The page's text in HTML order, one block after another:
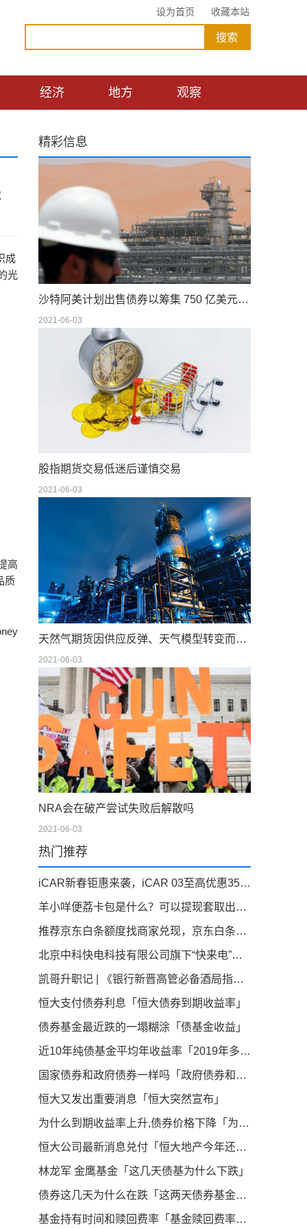
设为首页 收藏本站
经济 地方 观察
成
光
高
质
精彩信息
沙特阿美计划出售债券以筹集 750 亿美元的股息
2021-06-03
股指期货交易低迷后谨慎交易
2021-06-03
天然气期货因供应反弹、天气模型转变而下滑；现金仍在摇摆
2021-06-03
NRA会在破产尝试失败后解散吗
2021-06-03
热门推荐
iCAR新春钜惠来袭，iCAR 03至高优惠35000元
羊小咩便荔卡包是什么？可以提现套取出来吗，看完你就明白！
推荐京东白条额度找商家兑现，京东白条秒到商家介绍
北京中科快电科技有限公司旗下“快来电”项目：获知名企业中健华程（北京）科技有限公司A轮2500万融资引领新能源汽车充电桩产业新篇章
凯哥升职记 | 《银行新晋高管必备酒局指南》
恒大支付债券利息「恒大债券到期收益率」
债券基金最近跌的一塌糊涂「债基金收益」
近10年纯债基金平均年收益率「2019年多只中长期纯债基金收益率超5 最高收益率38 95 」
国家债券和政府债券一样吗「政府债券和国债的区别」
恒大又发出重要消息「恒大突然宣布」
为什么到期收益率上升,债券价格下降「为什么债券价格和收益率成反比」
恒大公司最新消息兑付「恒大地产今年还会动工吗」
林龙军 金鹰基金「这几天债基为什么下跌」
债券这几天为什么在跌「这两天债券基金怎么回事」
基金持有时间和赎回费率「基金赎回费率一般多少」